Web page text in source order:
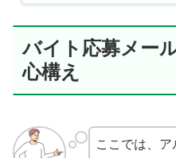
バイト応募メー
心構え
ここでは、